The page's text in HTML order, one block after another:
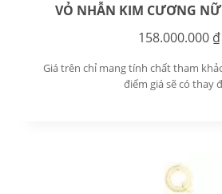
VỎ NHẪN KIM CƯƠNG
158.000.000 ₫
Giá trên chỉ mang tính chất tham
điểm giá sẽ có thay